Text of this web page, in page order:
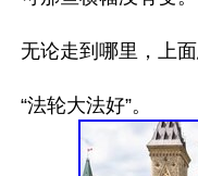
无论走到哪里，上